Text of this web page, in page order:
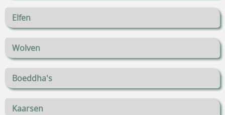
Elfen
Wolven
Boeddha's
Kaarsen